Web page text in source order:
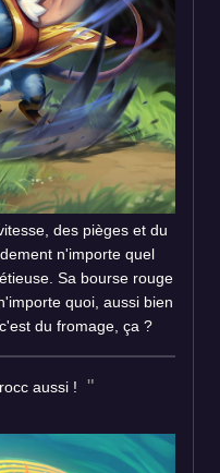
des pièges et du
n'importe quel
Sa bourse rouge
quoi, aussi bien
du fromage, ça ?
aussi !